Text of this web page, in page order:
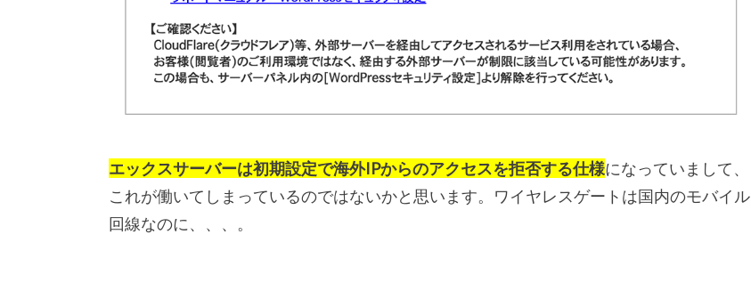
エックスサーバーは初期設定で海外IPからのアクセスを拒否する仕様になっていまして、
これが働いてしまっているのではないかと思います。ワイヤレスゲートは国内のモバイル
回線なのに、、、。